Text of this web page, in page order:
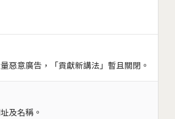
惡意廣告，「貢獻新講法」暫且關閉。
及名稱。